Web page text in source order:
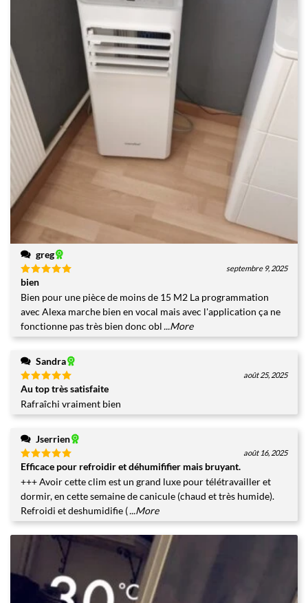
greg
Note
5
septembre 9, 2025
bien
Bien pour une pièce de moins de 15 M2 La programmation
avec Alexa marche bien en vocal mais avec l'application ça ne
fonctionne pas très bien donc obl...More
Sandra
Note5sur
5
août 25, 2025
Au top très satisfaite
Rafraîchi vraiment bien
Jserrien
Note5sur
août 16, 2025
Efficace pour refroidir et déhumififier mais bruyant.
+++ Avoir cette clim est un grand luxe pour télétravailler et
dormir, en cette semaine de canicule (chaud et très humide).
Refroidi et deshumidifie (...More